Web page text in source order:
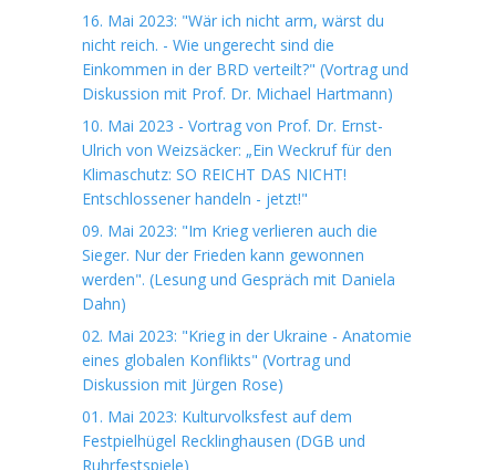
16. Mai 2023: "Wär ich nicht arm, wärst du
nicht reich. - Wie ungerecht sind die
Einkommen in der BRD verteilt?" (Vortrag und
Diskussion mit Prof. Dr. Michael Hartmann)
10. Mai 2023 - Vortrag von Prof. Dr. Ernst-
Ulrich von Weizsäcker: „Ein Weckruf für den
Klimaschutz: SO REICHT DAS NICHT!
Entschlossener handeln - jetzt!"
09. Mai 2023: "Im Krieg verlieren auch die
Sieger. Nur der Frieden kann gewonnen
werden". (Lesung und Gespräch mit Daniela
Dahn)
02. Mai 2023: "Krieg in der Ukraine - Anatomie
eines globalen Konflikts" (Vortrag und
Diskussion mit Jürgen Rose)
01. Mai 2023: Kulturvolksfest auf dem
Festpielhügel Recklinghausen (DGB und
Ruhrfestspiele)